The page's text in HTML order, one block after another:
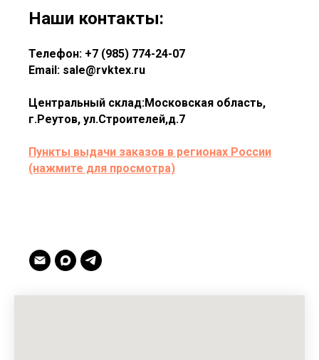
Наши контакты:
Телефон: +7 (985) 774-24-07
Email: sale@rvktex.ru
Центральный склад:Московская область,
г.Реутов, ул.Строителей,д.7
Пункты выдачи заказов в регионах России
(нажмите для просмотра)